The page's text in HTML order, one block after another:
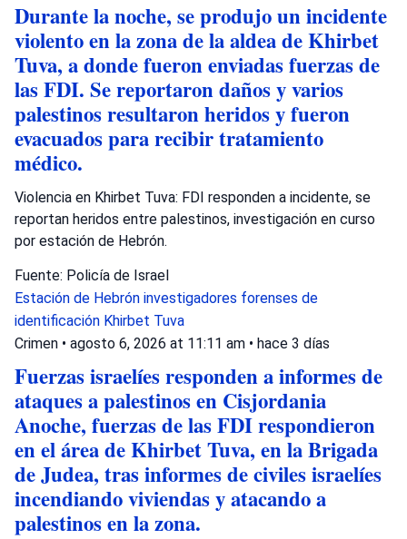
Durante la noche, se produjo un incidente
violento en la zona de la aldea de Khirbet
Tuva, a donde fueron enviadas fuerzas de
las FDI. Se reportaron daños y varios
palestinos resultaron heridos y fueron
evacuados para recibir tratamiento
médico.
Violencia en Khirbet Tuva: FDI responden a incidente, se
reportan heridos entre palestinos, investigación en curso
por estación de Hebrón.
Fuente: Policía de Israel
Estación de Hebrón investigadores forenses de
identificación Khirbet Tuva
Crimen • agosto 6, 2026 at 11:11 am • hace 3 días
Fuerzas israelíes responden a informes de
ataques a palestinos en Cisjordania
Anoche, fuerzas de las FDI respondieron
en el área de Khirbet Tuva, en la Brigada
de Judea, tras informes de civiles israelíes
incendiando viviendas y atacando a
palestinos en la zona.